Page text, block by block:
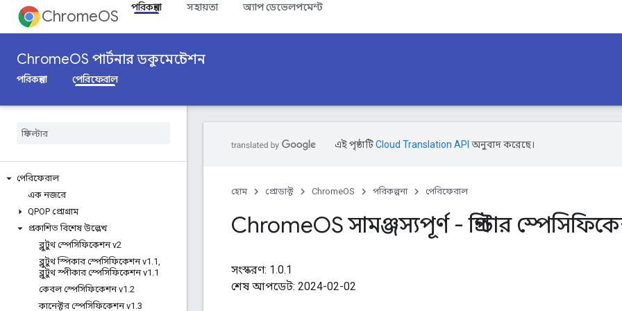
ChromeOS পরিকল্পনা সহায়তা অ্যাপ ডেভেলপমেন্ট
ChromeOS পার্টনার ডকুমেন্টেশন
পরিকল্পনা পেরিফেরাল
পেরিফেরাল
এক নজরে
QPOP প্রোগ্রাম
প্রকাশিত বিশেষ উল্লেখ
ব্লুটুথ স্পেসিফিকেশন v2
ব্লুটুথ স্পিকার স্পেসিফিকেশন v1 .1,
ব্লুটুথ স্পীকার স্পেসিফিকেশন v1 .1
কেবল স্পেসিফিকেশন v1 .2
কানেক্টর স্পেসিফিকেশন v1 .3
এই পৃষ্ঠাটিCloud Translation API অনুবাদ করেছে।
হোম প্রোডাক্ট ChromeOS পরিকল্পনা পেরিফেরাল
ChromeOS সামঞ্জস্যপূর্ণ - প্রিন্টার
সংস্করণ: 1.0.1
শেষ আপডেট: 2024-02-02